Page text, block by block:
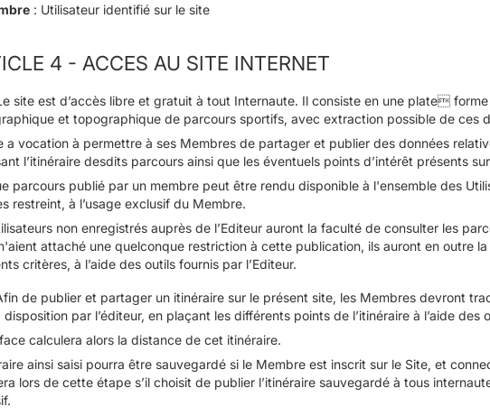
: Utilisateur identifié sur le site
4 - ACCES AU SITE INTERNET
site est d’accès libre et gratuit à tout Internaute. Il consiste en une plate
et topographique de parcours sportifs, avec extraction possible de ces
a vocation à permettre à ses Membres de partager et publier des données
l’itinéraire desdits parcours ainsi que les éventuels points d’intérêt présents
parcours publié par un membre peut être rendu disponible à l'ensemble des
restreint, à l’usage exclusif du Membre.
non enregistrés auprès de l’Editeur auront la faculté de consulter les
attaché une quelconque restriction à cette publication, ils auront en outre
critères, à l’aide des outils fournis par l’Editeur.
de publier et partager un itinéraire sur le présent site, les Membres devront
disposition par l’éditeur, en plaçant les différents points de l’itinéraire à l’aide des
calculera alors la distance de cet itinéraire.
ainsi saisi pourra être sauvegardé si le Membre est inscrit sur le Site, et
lors de cette étape s’il choisit de publier l’itinéraire sauvegardé à tous